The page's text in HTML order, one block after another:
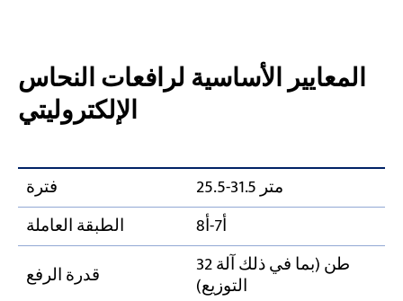
المعايير الأساسية لرافعات النحاس
الإلكتروليتي
25.5-31.5 متر
الطبقة العاملة
أ7-أ8
قدرة الرفع
32 طن (بما في ذلك آلة
التوزيع)